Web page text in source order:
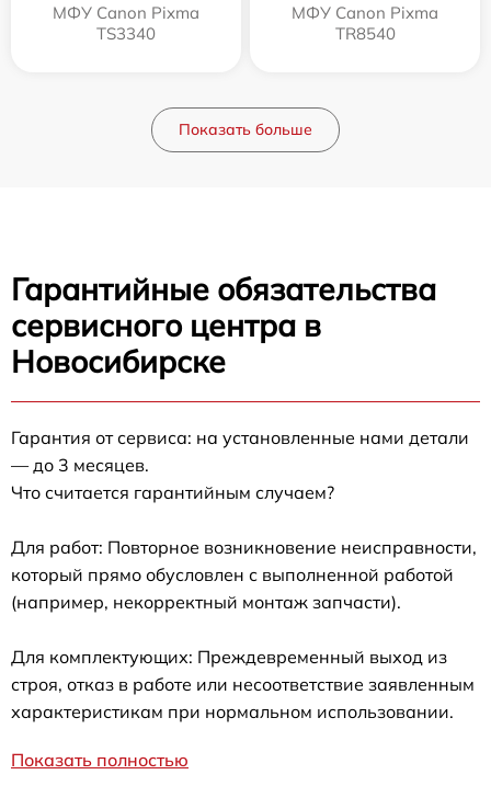
МФУ Canon Pixma
TS3340
МФУ Canon Pixma
TR8540
Показать больше
Гарантийные обязательства
сервисного центра в
Новосибирске
Гарантия от сервиса: на установленные нами детали
— до 3 месяцев.
Что считается гарантийным случаем?
Для работ: Повторное возникновение неисправности,
который прямо обусловлен с выполненной работой
(например, некорректный монтаж запчасти).
Для комплектующих: Преждевременный выход из
строя, отказ в работе или несоответствие заявленным
характеристикам при нормальном использовании.
Показать полностью